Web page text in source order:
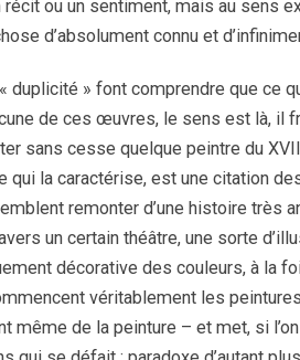
ou un sentiment, mais au sens
d’absolument connu et
duplicité » font comprendre que ce
de ces œuvres, le sens est là, il
sans cesse quelque peintre du
qui la caractérise, est une citation
remonter d’une histoire très
un certain théâtre, une sorte
décorative des couleurs, à la
véritablement les
même de la peinture – et met, si